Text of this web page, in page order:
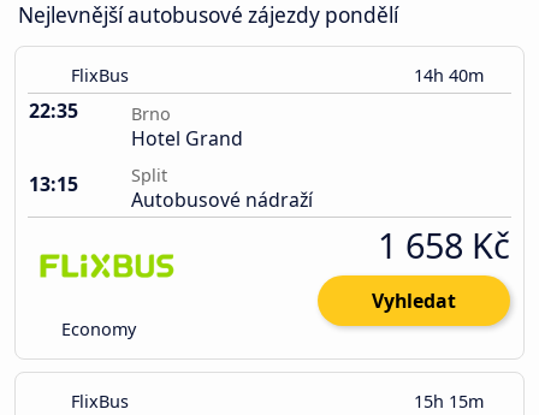
Nejlevnější autobusové zájezdy pondělí
FlixBus 14h 40m
22:35 Brno
Hotel Grand
13:15
Split
Autobusové nádraží
Economy
1 658 Kč
Vyhledat
FlixBus 15h 15m